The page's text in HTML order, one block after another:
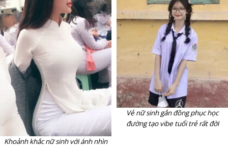
Khoảnh khắc nữ sinh với ánh nhìn
Vẻ nữ sinh gắn đồng phục học
đường tạo vibe tuổi trẻ rất đời